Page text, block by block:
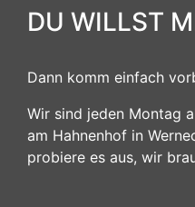
DU WILLST
Dann komm einfach
Wir sind jeden Montag
am Hahnenhof in
probiere es aus, wir